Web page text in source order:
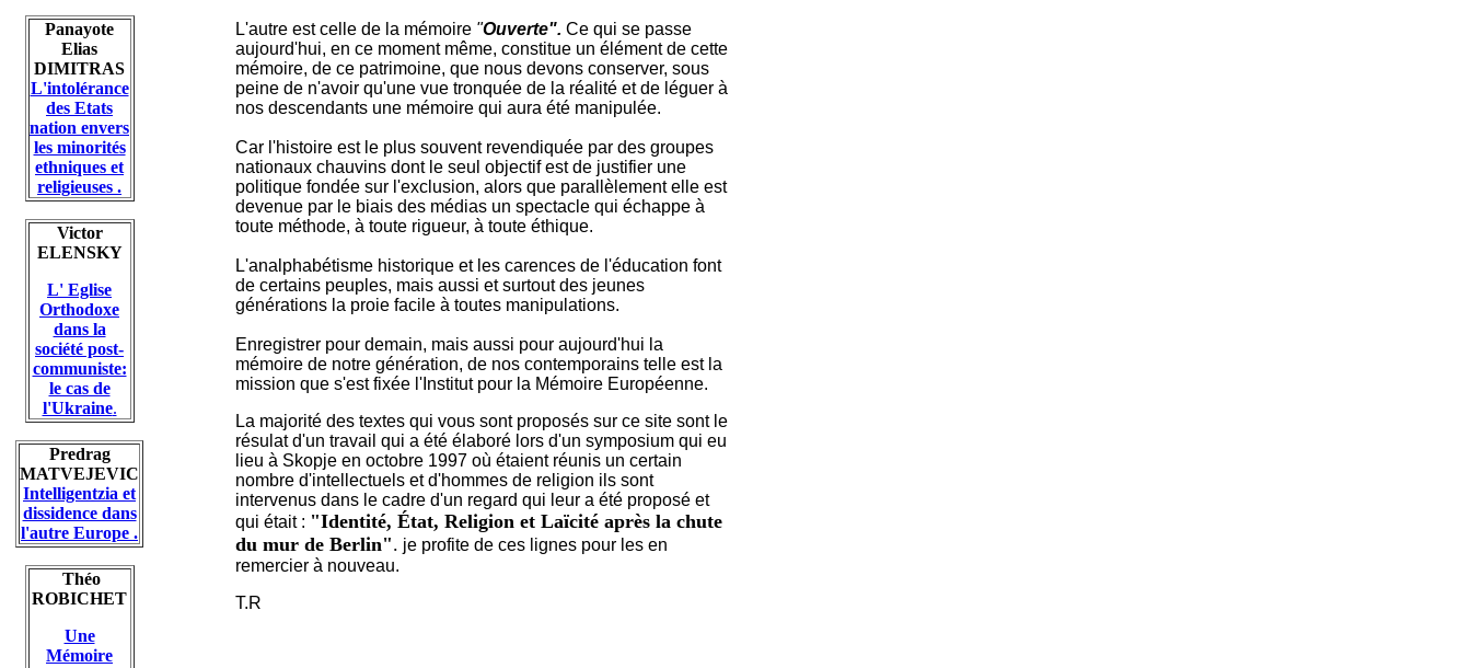
Panayote
Elias
DIMITRAS
L'intolérance
des Etats
nation envers
les minorités
ethniques et
religieuses .
Victor
ELENSKY
L' Eglise
Orthodoxe
dans la
société post-
communiste:
le cas de
l'Ukraine.
Predrag
MATVEJEVIC
Intelligentzia et
dissidence dans
l'autre Europe .
Théo
ROBICHET
Une
Mémoire
L'autre est celle de la mémoire "Ouverte". Ce qui se passe
aujourd'hui, en ce moment même, constitue un élément de cette
mémoire, de ce patrimoine, que nous devons conserver, sous
peine de n'avoir qu'une vue tronquée de la réalité et de léguer à
nos descendants une mémoire qui aura été manipulée.
Car l'histoire est le plus souvent revendiquée par des groupes
nationaux chauvins dont le seul objectif est de justifier une
politique fondée sur l'exclusion, alors que parallèlement elle est
devenue par le biais des médias un spectacle qui échappe à
toute méthode, à toute rigueur, à toute éthique.
L'analphabétisme historique et les carences de l'éducation font
de certains peuples, mais aussi et surtout des jeunes
générations la proie facile à toutes manipulations.
Enregistrer pour demain, mais aussi pour aujourd'hui la
mémoire de notre génération, de nos contemporains telle est la
mission que s'est fixée l'Institut pour la Mémoire Européenne.
La majorité des textes qui vous sont proposés sur ce site sont le
résulat d'un travail qui a été élaboré lors d'un symposium qui eu
lieu à Skopje en octobre 1997 où étaient réunis un certain
nombre d'intellectuels et d'hommes de religion ils sont
intervenus dans le cadre d'un regard qui leur a été proposé et
qui était : "Identité, État, Religion et Laïcité après la chute
du mur de Berlin". je profite de ces lignes pour les en
remercier à nouveau.
T.R